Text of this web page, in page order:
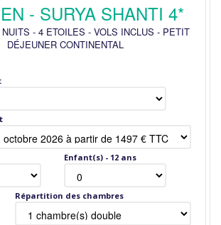
- SURYA SHANTI 4*
-4 ETOILES -VOLS INCLUS -PETIT
DÉJEUNER CONTINENTAL
Enfant(s) - 12 ans
Répartition des chambres